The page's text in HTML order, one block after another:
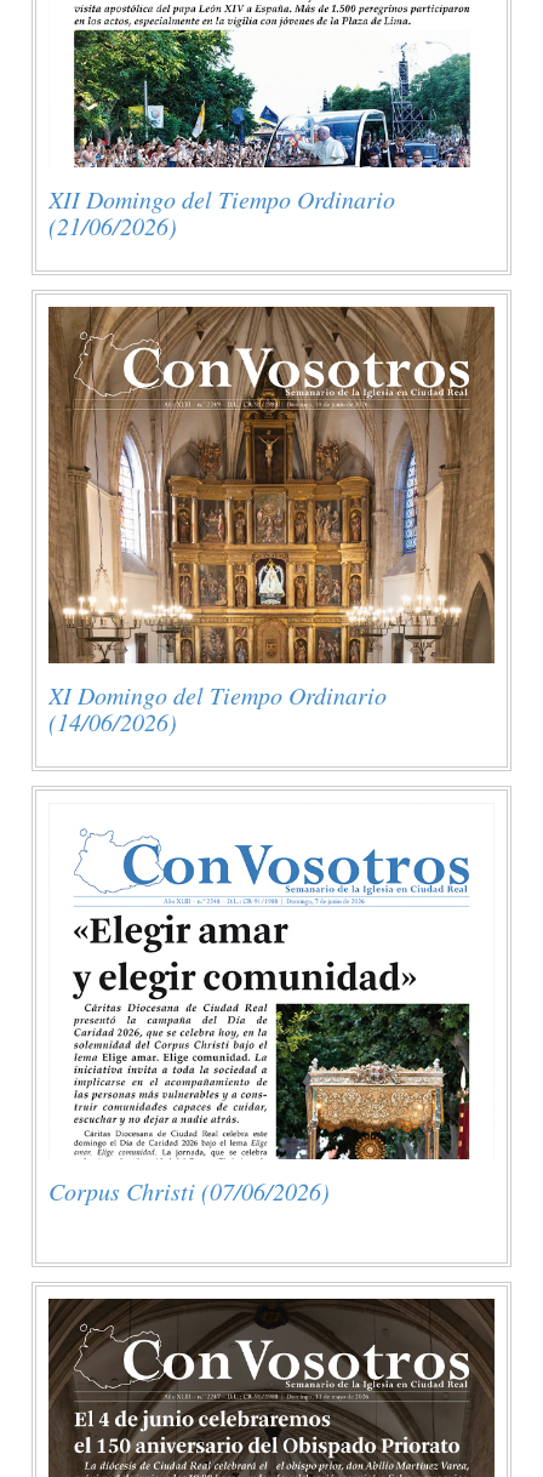
XII Domingo del Tiempo Ordinario
(21/06/2026)
XI Domingo del Tiempo Ordinario
(14/06/2026)
Corpus Christi (07/06/2026)